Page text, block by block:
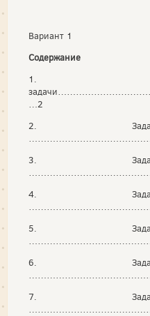
Вариант 1
Содержание
1.
…2
2.
3.
4.
5.
6.
7.